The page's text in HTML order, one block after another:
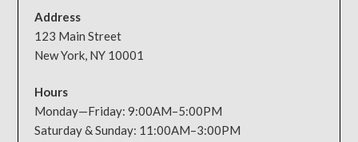
Address
123 Main Street
New York, NY 10001
Hours
Monday—Friday: 9:00AM–5:00PM
Saturday & Sunday: 11:00AM–3:00PM